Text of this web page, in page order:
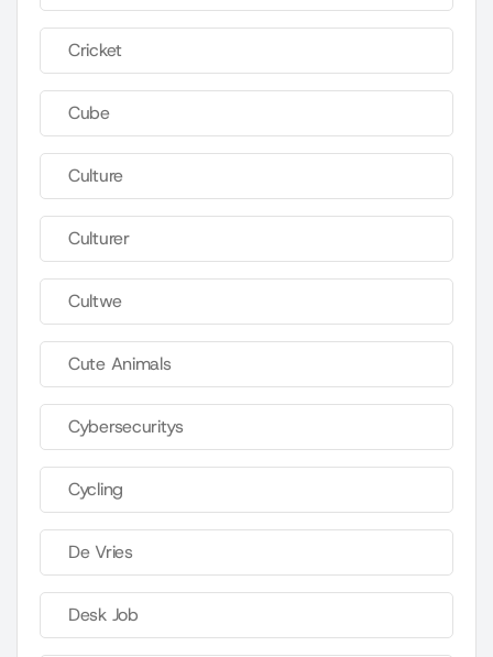
Cricket
Cube
Culture
Culturer
Cultwe
Cute Animals
Cybersecuritys
Cycling
De Vries
Desk Job